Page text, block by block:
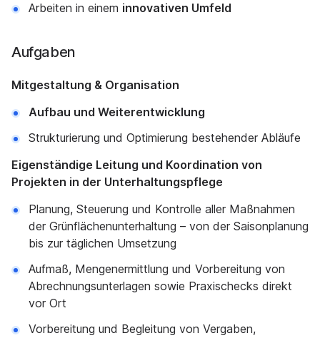
Arbeiten in einem innovativen Umfeld
Aufgaben
Mitgestaltung & Organisation
Aufbau und Weiterentwicklung
Strukturierung und Optimierung bestehender Abläufe
Eigenständige Leitung und Koordination von
Projekten in der Unterhaltungspflege
Planung, Steuerung und Kontrolle aller Maßnahmen
der Grünflächenunterhaltung – von der Saisonplanung
bis zur täglichen Umsetzung
Aufmaß, Mengenermittlung und Vorbereitung von
Abrechnungsunterlagen sowie Praxischecks direkt
vor Ort
Vorbereitung und Begleitung von Vergaben,